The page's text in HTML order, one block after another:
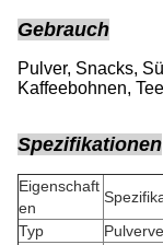
Gebrauch
Pulver, Snacks,
Kaffeebohnen,
Spezifikationen
Eigenschaft
en
Typ